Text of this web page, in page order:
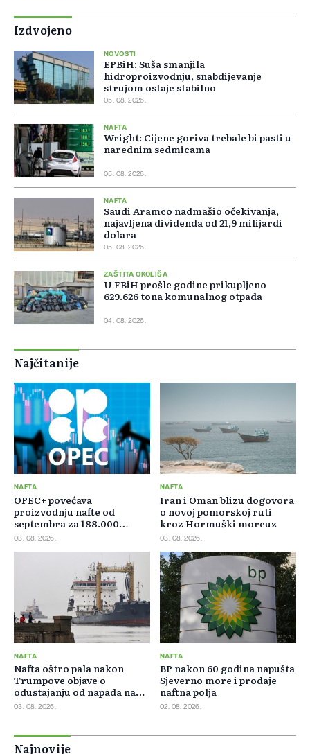
Izdvojeno
NOVOSTI
EPBiH: Suša smanjila
hidroproizvodnju, snabdijevanje
strujom ostaje stabilno
05. 08. 2026.
NAFTA
Wright: Cijene goriva trebale bi pasti u
narednim sedmicama
05. 08. 2026.
NAFTA
Saudi Aramco nadmašio očekivanja,
najavljena dividenda od 21,9 milijardi
dolara
05. 08. 2026.
ZAŠTITA OKOLIŠA
U FBiH prošle godine prikupljeno
629.626 tona komunalnog otpada
04. 08. 2026.
Najčitanije
NAFTA
OPEC+ povećava
proizvodnju nafte od
septembra za 188.000
barela dnevno
03. 08. 2026.
NAFTA
Iran i Oman blizu dogovora
o novoj pomorskoj ruti
kroz Hormuški moreuz
03. 08. 2026.
NAFTA
Nafta oštro pala nakon
Trumpove objave o
odustajanju od napada na
Iran
03. 08. 2026.
NAFTA
BP nakon 60 godina napušta
Sjeverno more i prodaje
naftna polja
02. 08. 2026.
Najnovije